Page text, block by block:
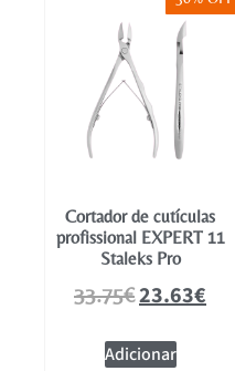
Cortador de cutículas
profissional EXPERT 11
Staleks Pro
33.75€23.63€
Adicionar